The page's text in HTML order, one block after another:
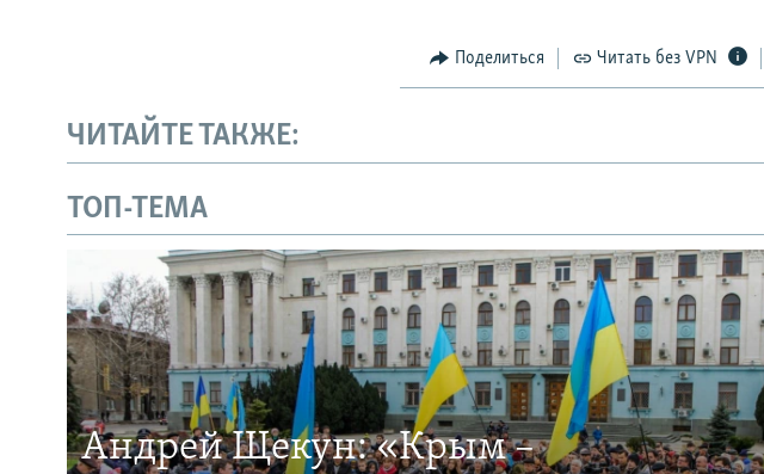
Поделиться Читать без VPN
ЧИТАЙТЕ ТАКЖЕ:
ТОП-ТЕМА
Андрей Щекун: «Крым –